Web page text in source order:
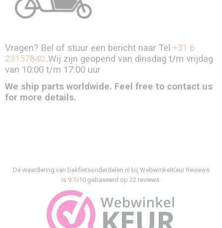
Vragen? Bel of stuur een bericht naar Tel +31 6
23157840.Wij zijn geopend van dinsdag t/m vrijdag
van 10:00 t/m 17:00 uur
We ship parts worldwide. Feel free to contact us
for more details.
De waardering van bakfietsonderdelen.nl bij WebwinkelKeur Reviews
is 9.7/10 gebaseerd op 22 reviews.